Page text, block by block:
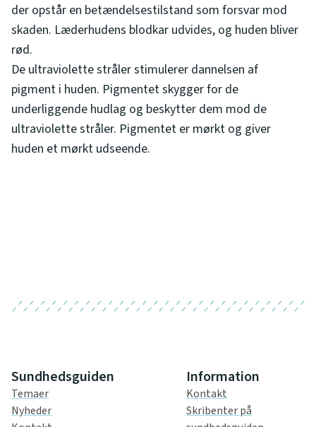
der opstår en betændelsestilstand som forsvar mod
skaden. Læderhudens blodkar udvides, og huden bliver
rød.
De ultraviolette stråler stimulerer dannelsen af
pigment i huden. Pigmentet skygger for de
underliggende hudlag og beskytter dem mod de
ultraviolette stråler. Pigmentet er mørkt og giver
huden et mørkt udseende.
Sundhedsguiden
Temaer
Nyheder
Information
Kontakt
Skribenter på